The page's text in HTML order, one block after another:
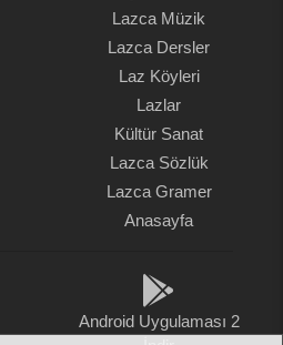
Lazca Müzik
Lazca Dersler
Laz Köyleri
Lazlar
Kültür Sanat
Lazca Sözlük
Lazca Gramer
Anasayfa
Android Uygulaması 2